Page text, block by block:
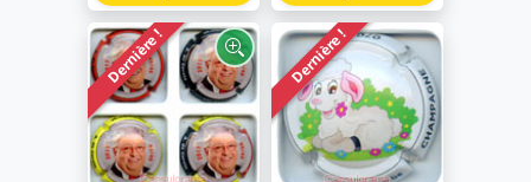
Dernière ! Dernière !